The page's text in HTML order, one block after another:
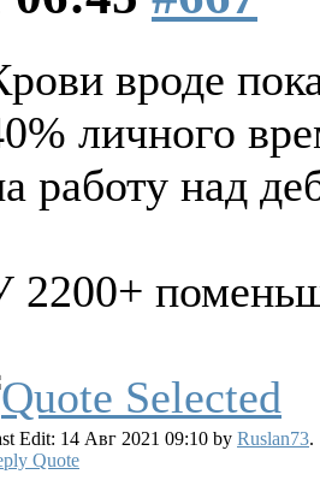
вроде
личного
работу над
2200+
Edit: 14 Авг 2021 09:10 by Ruslan73.
Quote